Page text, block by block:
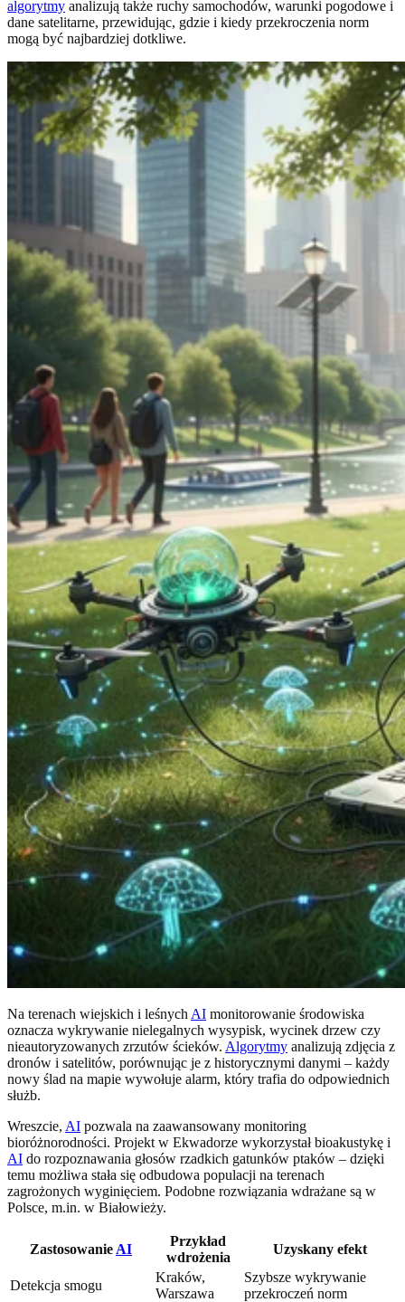
algorytmy analizują także ruchy samochodów, warunki pogodowe i
dane satelitarne, przewidując, gdzie i kiedy przekroczenia norm
mogą być najbardziej dotkliwe.
Na terenach wiejskich i leśnych AI monitorowanie środowiska
oznacza wykrywanie nielegalnych wysypisk, wycinek drzew czy
nieautoryzowanych zrzutów ścieków. Algorytmy analizują zdjęcia z
dronów i satelitów, porównując je z historycznymi danymi – każdy
nowy ślad na mapie wywołuje alarm, który trafia do odpowiednich
służb.
Wreszcie, AI pozwala na zaawansowany monitoring
bioróżnorodności. Projekt w Ekwadorze wykorzystał bioakustykę i
AI do rozpoznawania głosów rzadkich gatunków ptaków – dzięki
temu możliwa stała się odbudowa populacji na terenach
zagrożonych wyginięciem. Podobne rozwiązania wdrażane są w
Polsce, m.in. w Białowieży.
Zastosowanie AI
Przykład
wdrożenia
Uzyskany efekt
Detekcja smogu
Kraków,
Warszawa
Szybsze wykrywanie
przekroczeń norm